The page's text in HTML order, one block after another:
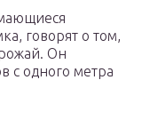
говорят о том,
Он
с одного метра